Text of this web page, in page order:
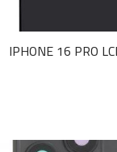
IPHONE 16 PRO